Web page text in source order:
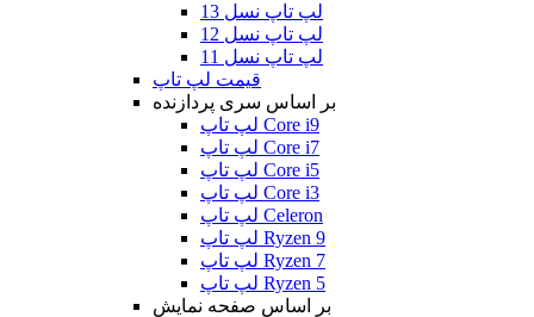
لپ تاپ نسل 13
لپ تاپ نسل 12
لپ تاپ نسل 11
قیمت لپ تاپ
بر اساس سری پردازنده
لپ تاپ Core i9
لپ تاپ Core i7
لپ تاپ Core i5
لپ تاپ Core i3
لپ تاپ Celeron
لپ تاپ Ryzen 9
لپ تاپ Ryzen 7
لپ تاپ Ryzen 5
بر اساس صفحه نمایش